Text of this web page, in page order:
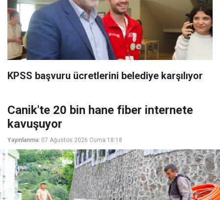
KPSS başvuru ücretlerini belediye karşılıyor
Canik'te 20 bin hane fiber internete
kavuşuyor
Yayınlanma: 07 Ağustos 2026 Cuma 18:18